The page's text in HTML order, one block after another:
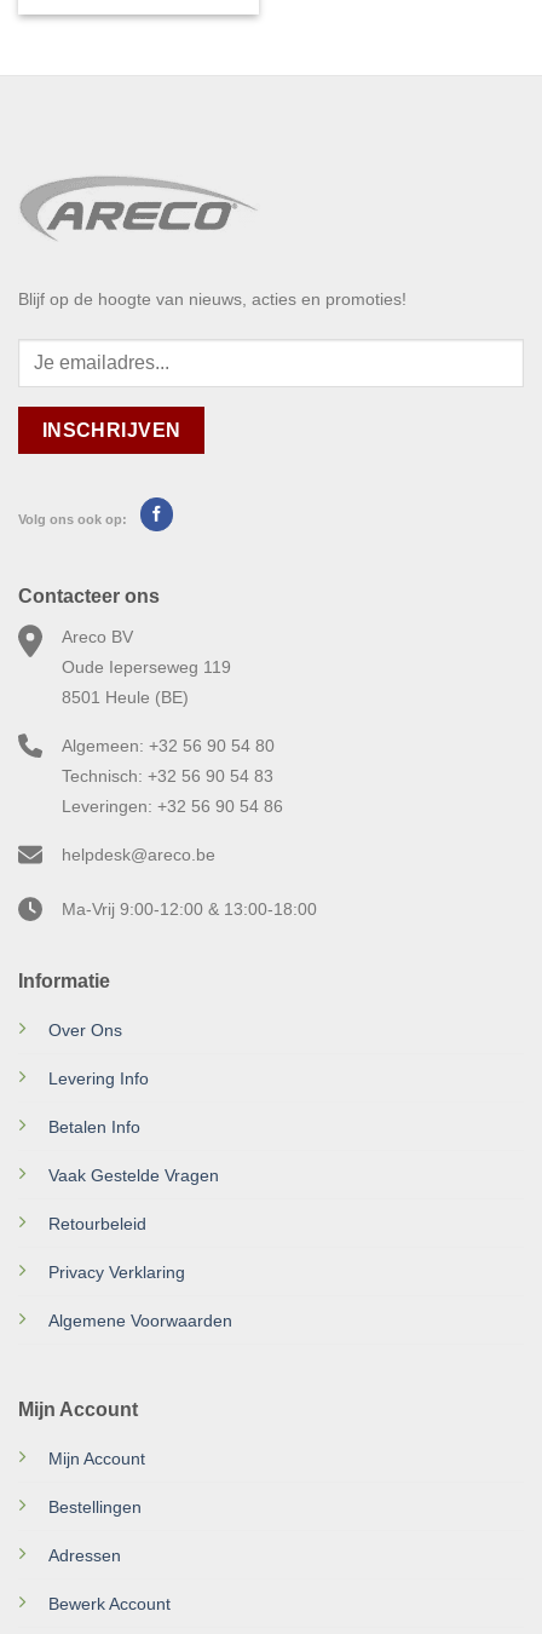
Blijf op de hoogte van nieuws, acties en promoties!
Volg ons ook op:
Informatie
Over Ons
Levering Info
Betalen Info
Vaak Gestelde Vragen
Retourbeleid
Privacy Verklaring
Algemene Voorwaarden
Mijn Account
Mijn Account
Bestellingen
Adressen
Bewerk Account
Contacteer ons
Areco BV
Oude Ieperseweg 119
8501 Heule (BE)
Algemeen: +32 56 90 54 80
Technisch: +32 56 90 54 83
Leveringen: +32 56 90 54 86
helpdesk@areco.be
Ma-Vrij 9:00-12:00 & 13:00-18:00